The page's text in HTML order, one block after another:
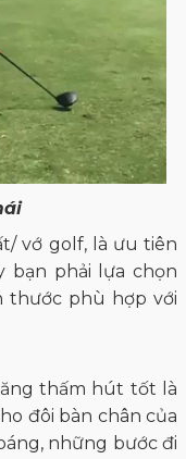
vớ golf, là ưu tiên
bạn phải lựa chọn
phù hợp với
thấm hút tốt là
đôi bàn chân của
những bước đi